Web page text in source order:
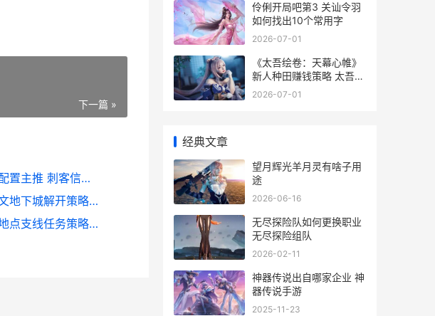
下一篇 »
《刺客信条黑旗重制版》系统配置主推 刺客信条黑旗攻略
《符文世界：龙之荒野》斯克文地下城解开策略 符文世界龙之荒野高炉燃料
《符文世界：龙之荒野》挖掘地点支线任务策略 符文世界龙之荒野法则符文
伶俐开局吧第3 关讪令羽
如何找出10个常用字
2026-07-01
《太吾绘卷：天幕心帷》
新人种田赚钱策略 太吾绘
卷天幕心帷
2026-07-01
经典文章
望月辉光羊月灵有啥子用
途
2026-06-16
无尽探险队如何更换职业
无尽探险组队
2026-02-11
神器传说出自哪家企业 神
器传说手游
2025-11-23